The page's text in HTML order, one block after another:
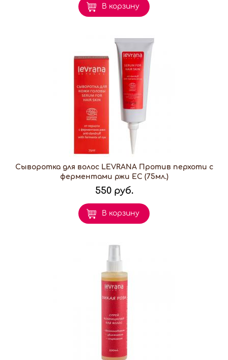
В корзину
Сыворотка для волос LEVRANA Против перхоти с
ферментами ржи EC (75мл.)
550 руб.
В корзину